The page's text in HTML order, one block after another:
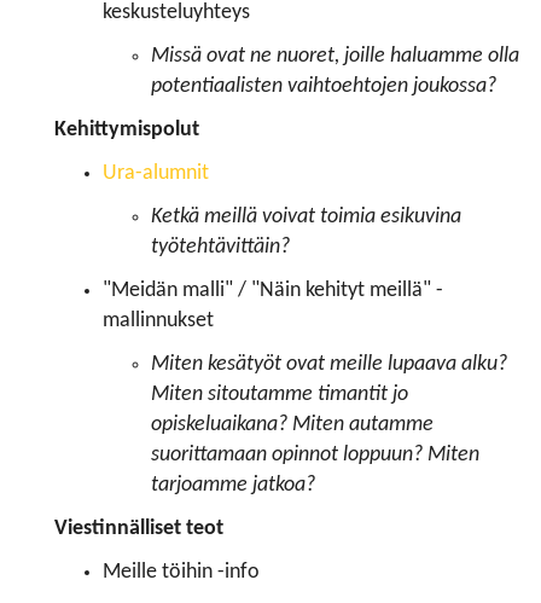
keskusteluyhteys
Missä ovat ne nuoret, joille haluamme olla
potentiaalisten vaihtoehtojen joukossa?
Kehittymispolut
Ura-alumnit
Ketkä meillä voivat toimia esikuvina
työtehtävittäin?
"Meidän malli" / "Näin kehityt meillä" -
mallinnukset
Miten kesätyöt ovat meille lupaava alku?
Miten sitoutamme timantit jo
opiskeluaikana? Miten autamme
suorittamaan opinnot loppuun? Miten
tarjoamme jatkoa?
​​​​​​​Viestinnälliset teot
Meille töihin -info